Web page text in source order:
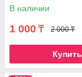
В наличии
1 000 ₸ 2 000 ₸
Купить